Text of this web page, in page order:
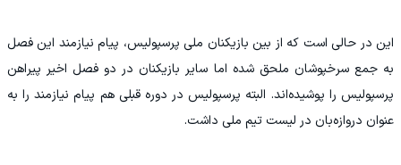
این در حالی است که از بین بازیکنان ملی پرسپولیس، پیام نیازمند این فصل
به جمع سرخپوشان ملحق شده اما سایر بازیکنان در دو فصل اخیر پیراهن
پرسپولیس را پوشیده‌اند. البته پرسپولیس در دوره قبلی هم پیام نیازمند را به
عنوان دروازه‌بان در لیست تیم ملی داشت.